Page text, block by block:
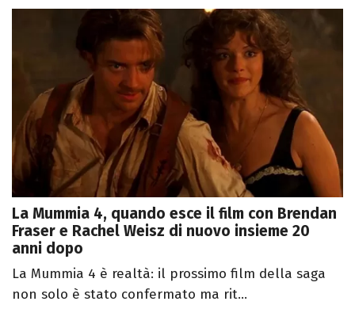
La Mummia 4, quando esce il film con Brendan
Fraser e Rachel Weisz di nuovo insieme 20
anni dopo
La Mummia 4 è realtà: il prossimo film della saga
non solo è stato confermato ma rit...